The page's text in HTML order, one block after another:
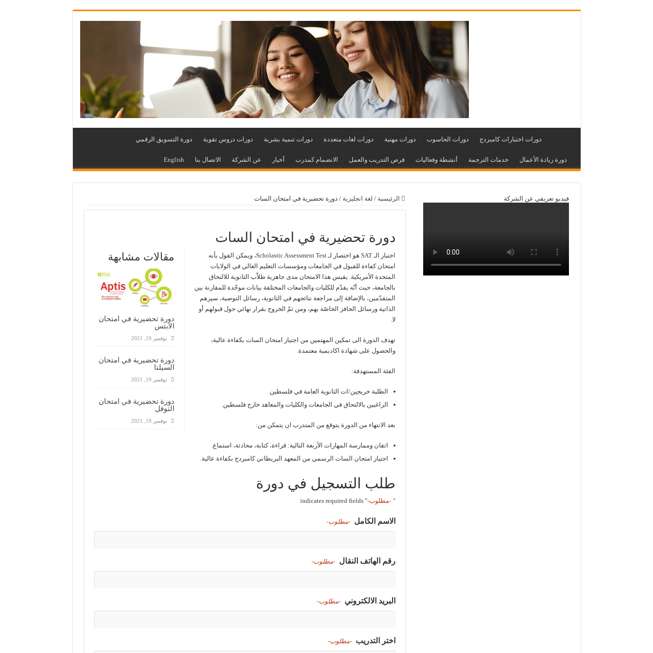
دورات اختبارات كامبردج دورات الحاسوب دورات مهنية دورات لغات متعددة دورات تنمية بشرية دورات دروس تقوية دورة التسويق الرقمي
دورة ريادة الأعمال خدمات الترجمة أنشطة وفعاليات فرص التدريب والعمل الانضمام كمدرب أخبار عن الشركة الاتصال بنا English
الرئيسية / لغة انجليزية / دورة تحضيرية في امتحان السات
دورة تحضيرية في امتحان السات
مقالات مشابهة
دورة تحضيرية في امتحان
الابتس
نوفمبر 19, 2021
دورة تحضيرية في امتحان
السيلتا
نوفمبر 19, 2021
دورة تحضيرية في امتحان
التوفل
نوفمبر 19, 2021
اختبار الـ SAT هو اختصار لـ Scholastic Assessment Test، ويمكن القول بأنه
امتحان كفاءة للقبول في الجامعات ومؤسسات التعليم العالي في الولايات
المتحدة الأمريكية. يقيس هذا الامتحان مدى جاهزية طلاّب الثانوية للالتحاق
بالجامعة، حيث أنّه يقدّم للكليات والجامعات المختلفة بيانات موحّدة للمقارنة بين
المتقدّمين، بالإضافة إلى مراجعة نتائجهم في الثانوية، رسائل التوصية، سيرهم
الذاتية ورسائل الحافز الخاصّة بهم، ومن ثمّ الخروج بقرار نهائي حول قبولهم أو
لا.
تهدف الدورة الى تمكين المهتمين من اجتياز امتحان السات بكفاءة عالية،
والحصول على شهادة اكاديمية معتمدة.
الفئة المستهدفة:
الطلبة خريجين/ات الثانوية العامة في فلسطين.
الراغبين بالالتحاق في الجامعات والكليات والمعاهد خارج فلسطين.
بعد الانتهاء من الدورة يتوقع من المتدرب ان يتمكن من:
اتقان وممارسة المهارات الأربعة التالية: قراءة، كتابة، محادثة، استماع.
اجتياز امتحان السات الرسمي من المعهد البريطاني كامبردج بكفاءة عالية.
طلب التسجيل في دورة
" -مطلوب-" indicates required fields
الاسم الكامل -مطلوب-
رقم الهاتف النقال -مطلوب-
البريد الالكتروني -مطلوب-
اختر التدريب -مطلوب-
فيديو تعريفي عن الشركة